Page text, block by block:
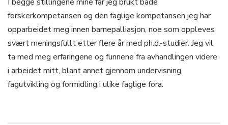
forskerkompetansen og den faglige kompetansen jeg har
opparbeidet meg innen barnepalliasjon, noe som oppleves
svært meningsfullt etter flere år med ph.d.-studier. Jeg vil
ta med meg erfaringene og funnene fra avhandlingen videre
i arbeidet mitt, blant annet gjennom undervisning,
fagutvikling og formidling i ulike faglige fora.